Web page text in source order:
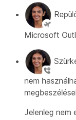
Microsoft
nem
Jelenleg nem